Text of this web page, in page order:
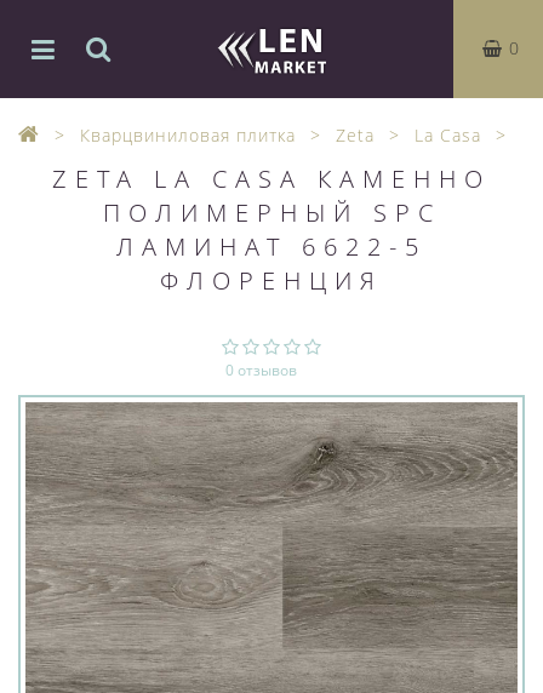
0
Кварцвиниловая плитка Zeta La Casa
ZETA LA CASA КАМЕННО
ПОЛИМЕРНЫЙ SPC
ЛАМИНАТ 6622-5
ФЛОРЕНЦИЯ
0 отзывов